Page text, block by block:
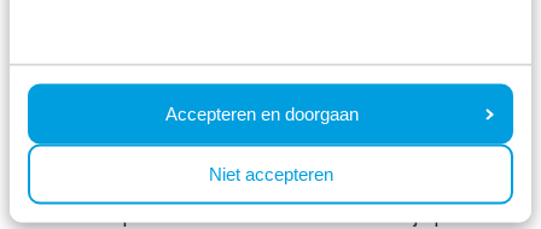
Accepteren en doorgaan
Niet accepteren
Brochure aanvragen van Resort de Brabantse
Kempen
Recreatiepark het Esmeer(20 km van Den